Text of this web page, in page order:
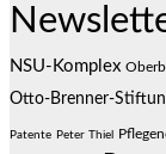
NSU-Komplex
Otto-Brenner-
Patente Peter Thiel